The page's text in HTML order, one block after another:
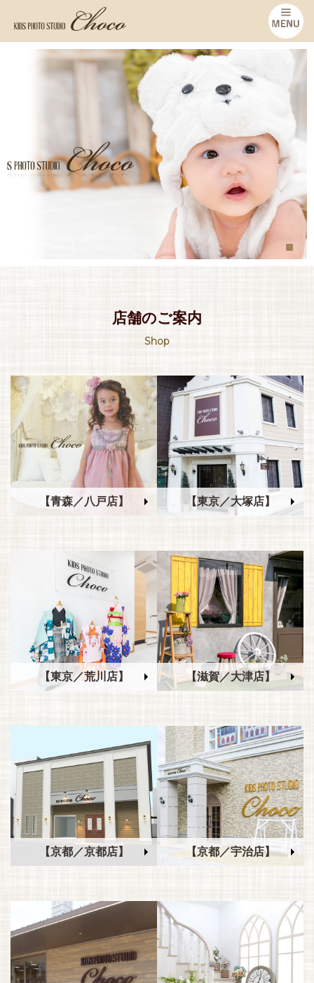
店舗のご案内
Shop
【青森／八戸店】 【東京／大塚店】
【東京／荒川店】 【滋賀／大津店】
【京都／京都店】 【京都／宇治店】